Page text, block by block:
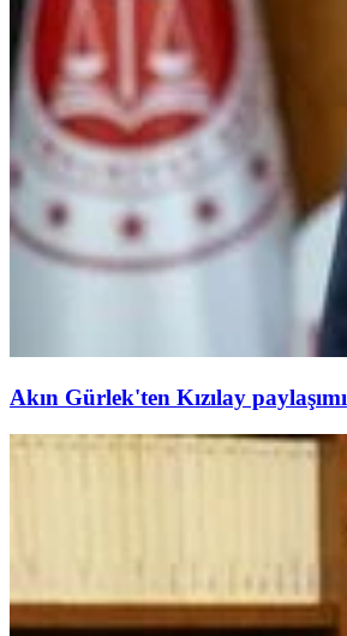
Akın Gürlek'ten Kızılay paylaşımı